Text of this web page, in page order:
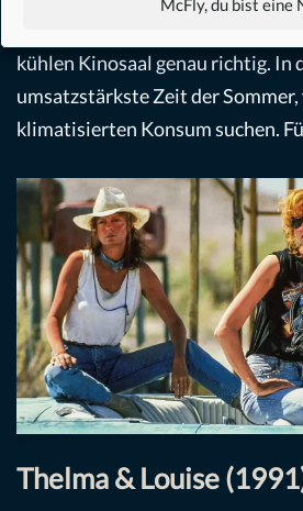
McFly, du bist eine
kühlen Kinosaal genau richtig. In
umsatzstärkste Zeit der Sommer,
klimatisierten Konsum suchen.
Thelma & Louise